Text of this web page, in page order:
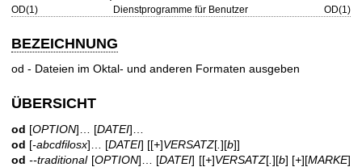
OD(1) Dienstprogramme für Benutzer OD(1)
BEZEICHNUNG
od - Dateien im Oktal- und anderen Formaten ausgeben
ÜBERSICHT
od [OPTION]… [DATEI]…
od [-abcdfilosx]… [DATEI] [[+]VERSATZ[ ][b]]
od --traditional [OPTION]… [DATEI] [[+]VERSATZ[. ][b] [+][MARKE]